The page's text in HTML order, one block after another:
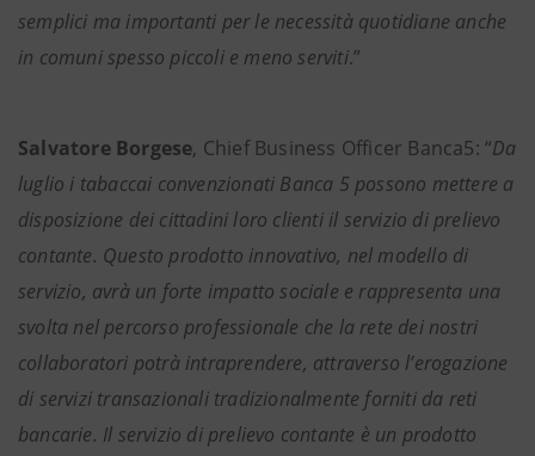
semplici ma importanti per le necessità quotidiane anche
in comuni spesso piccoli e meno serviti.”
Salvatore Borgese, Chief Business Officer Banca5: “Da
luglio i tabaccai convenzionati Banca 5 possono mettere a
disposizione dei cittadini loro clienti il servizio di prelievo
contante. Questo prodotto innovativo, nel modello di
servizio, avrà un forte impatto sociale e rappresenta una
svolta nel percorso professionale che la rete dei nostri
collaboratori potrà intraprendere, attraverso l’erogazione
di servizi transazionali tradizionalmente forniti da reti
bancarie. Il servizio di prelievo contante è un prodotto